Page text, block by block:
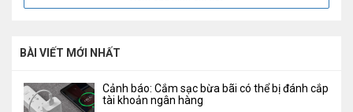
BÀI VIẾT MỚI NHẤT
Cảnh báo: Cắm sạc bừa bãi có thể bị đánh cắp
tài khoản ngân hàng